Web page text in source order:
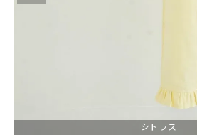
在庫有 アーカイブ商品 セール商品
着物 シトラス